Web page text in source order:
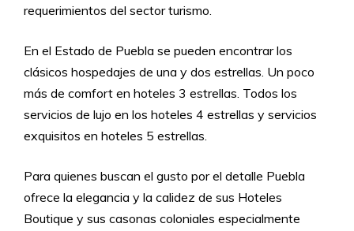
requerimientos del sector turismo.
En el Estado de Puebla se pueden encontrar los
clásicos hospedajes de una y dos estrellas. Un poco
más de comfort en hoteles 3 estrellas. Todos los
servicios de lujo en los hoteles 4 estrellas y servicios
exquisitos en hoteles 5 estrellas.
Para quienes buscan el gusto por el detalle Puebla
ofrece la elegancia y la calidez de sus Hoteles
Boutique y sus casonas coloniales especialmente